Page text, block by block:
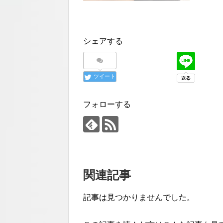
シェアする
ツイート
フォローする
関連記事
記事は見つかりませんでした。